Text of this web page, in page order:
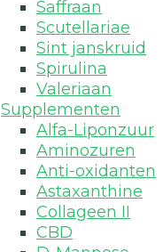
Saffraan
Scutellariae
Sint janskruid
Spirulina
Valeriaan
Supplementen
Alfa-Liponzuur
Aminozuren
Anti-oxidanten
Astaxanthine
Collageen II
CBD